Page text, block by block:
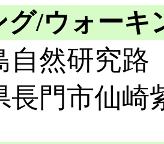
グ/ウォーキ
自然研究路
門市仙崎